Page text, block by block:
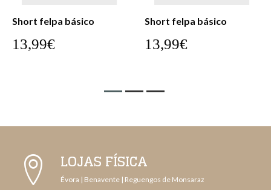
Short felpa básico
13,99€
Short felpa básico
13,99€
LOJAS FÍSICA
Évora | Benavente | Reguengos de Monsaraz